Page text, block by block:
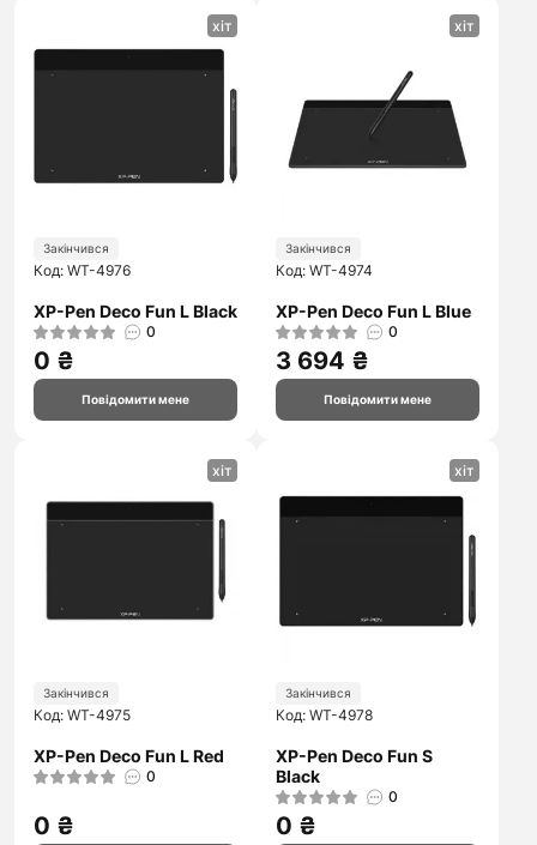
хіт
Закінчився
Код: WT-4976
XP-Pen Deco Fun L Black
0
0 ₴
Повідомити мене
хіт
Закінчився
Код: WT-4974
XP-Pen Deco Fun L Blue
0
3 694 ₴
Повідомити мене
хіт
Закінчився
Код: WT-4975
XP-Pen Deco Fun L Red
0
0 ₴
хіт
Закінчився
Код: WT-4978
XP-Pen Deco Fun S
Black
0
0 ₴